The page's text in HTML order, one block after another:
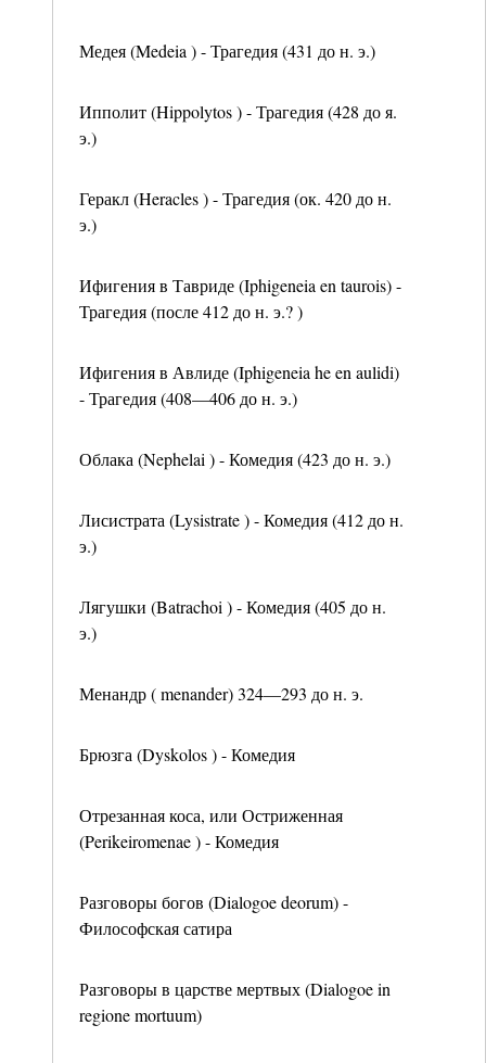
Медея (Medeia ) - Трагедия (431 до н. э.)
Ипполит (Hippolytos ) - Трагедия (428 до я.
э.)
Геракл (Heracles ) - Трагедия (ок. 420 до н.
э.)
Ифигения в Тавриде (Iphigeneia en taurois) -
Трагедия (после 412 до н. э.? )
Ифигения в Авлиде (Iphigeneia he en aulidi)
- Трагедия (408—406 до н. э.)
Облака (Nephelai ) - Комедия (423 до н. э.)
Лисистрата (Lysistrate ) - Комедия (412 до н.
э.)
Лягушки (Batrachoi ) - Комедия (405 до н.
э.)
Менандр ( menander) 324—293 до н. э.
Брюзга (Dyskolos ) - Комедия
Отрезанная коса, или Остриженная
(Perikeiromenae ) - Комедия
Разговоры богов (Dialogoe deorum) -
Философская сатира
Разговоры в царстве мертвых (Dialogoe in
regione mortuum)